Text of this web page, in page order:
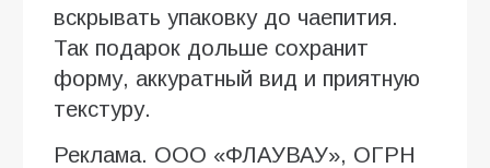
вскрывать упаковку до чаепития.
Так подарок дольше сохранит
форму, аккуратный вид и приятную
текстуру.
Реклама. ООО «ФЛАУВАУ», ОГРН